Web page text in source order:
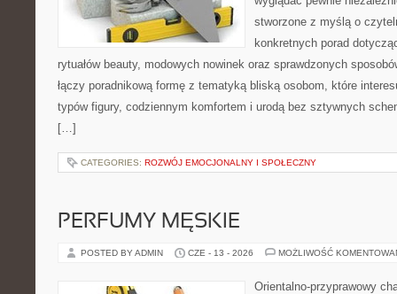
stworzone z myślą o
konkretnych porad
rytuałów beauty, modowych nowinek oraz sprawdzonych
łączy poradnikową formę z tematyką bliską osobom, które
typów figury, codziennym komfortem i urodą bez sztywnych
[…]
CATEGORIES: ROZWÓJ EMOCJONALNY I SPOŁECZNY
PERFUMY MĘSKIE
POSTED BY ADMIN CZE - 13 - 2026 MOŻLIWOŚĆ
Orientalno-przyprawowy